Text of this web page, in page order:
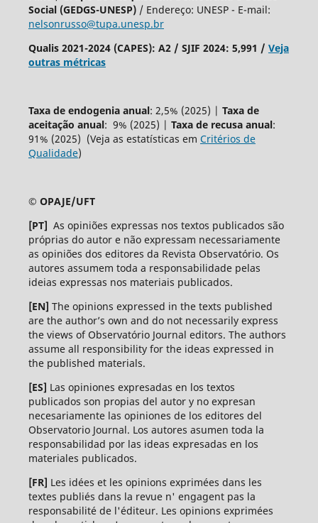
Social (GEDGS-UNESP)/ Endereço: UNESP - E-mail:
nelsonrusso@tupa.unesp.br
Qualis 2021-2024 (CAPES): A2 / SJIF 2024: 5,991 / Veja
outras métricas
Taxa de endogenia anual: 2,5% (2025) | Taxa de
aceitação anual: 9% (2025) | Taxa de recusa anual:
91% (2025) (Veja as estatísticas em Critérios de
Qualidade)
© OPAJE/UFT
[PT] As opiniões expressas nos textos publicados são
próprias do autor e não expressam necessariamente
as opiniões dos editores da Revista Observatório. Os
autores assumem toda a responsabilidade pelas
ideias expressas nos materiais publicados.
[EN] The opinions expressed in the texts published
are the author’s own and do not necessarily express
the views of Observatório Journal editors. The authors
assume all responsibility for the ideas expressed in
the published materials.
[ES] Las opiniones expresadas en los textos
publicados son propias del autor y no expresan
necesariamente las opiniones de los editores del
Observatorio Journal. Los autores asumen toda la
responsabilidad por las ideas expresadas en los
materiales publicados.
[FR] Les idées et les opinions exprimées dans les
textes publiés dans la revue n' engagent pas la
responsabilité de l'éditeur. Les opinions exprimées